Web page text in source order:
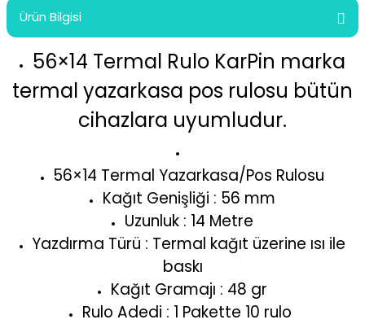
Ürün Bilgisi
56×14 Termal Rulo KarPin marka
termal yazarkasa pos rulosu bütün
cihazlara uyumludur.
56×14 Termal Yazarkasa/Pos Rulosu
Kağıt Genişliği : 56 mm
Uzunluk : 14 Metre
Yazdırma Türü : Termal kağıt üzerine ısı ile
baskı
Kağıt Gramajı : 48 gr
Rulo Adedi : 1 Pakette 10 rulo